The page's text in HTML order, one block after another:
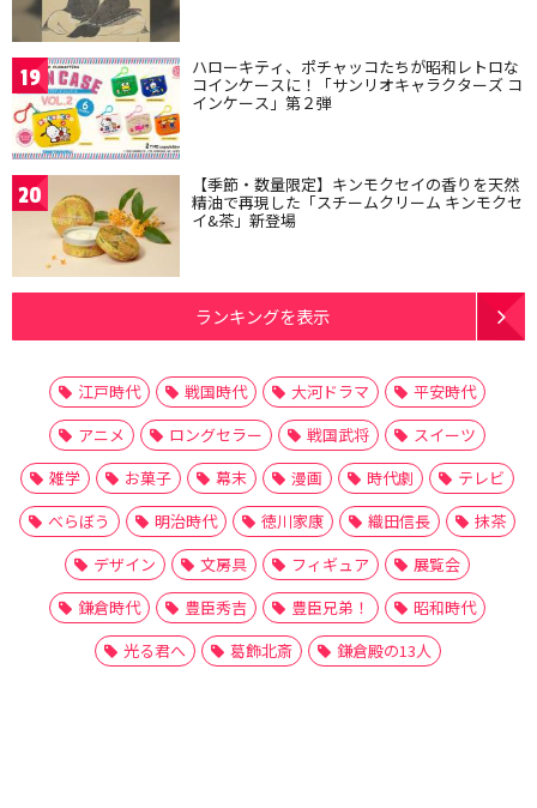
19 ハローキティ、ポチャッコたちが昭和レトロな
コインケースに！「サンリオキャラクターズ コ
インケース」第２弾
20 【季節・数量限定】キンモクセイの香りを天然
精油で再現した「スチームクリーム キンモクセ
イ&茶」新登場
ランキングを表示
江戸時代 戦国時代 大河ドラマ
平安時代
アニメ
ロングセラー 戦国武将
スイーツ
雑学
お菓子 幕末 漫画 時代劇
テレビ
べらぼう
明治時代 徳川家康 織田信長
抹茶
デザイン
文房具 フィギュア
展覧会
鎌倉時代
豊臣秀吉 豊臣兄弟！
昭和時代
光る君へ
葛飾北斎 鎌倉殿の13人